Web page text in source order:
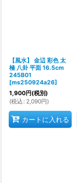
【風水】 金辺 彩色 太
極 八卦 平面 16.5cm
245B01
[ms250924a26]
1,900円(税別)
(税込 : 2,090円)
カートに入れる